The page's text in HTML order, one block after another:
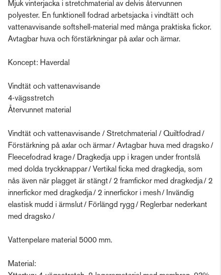
Mjuk vinterjacka i stretchmaterial av delvis återvunnen
polyester. En funktionell fodrad arbetsjacka i vindtätt och
vattenavvisande softshell-material med många praktiska fickor.
Avtagbar huva och förstärkningar på axlar och ärmar.
Koncept: Haverdal
Vindtät och vattenavvisande
4-vägsstretch
Återvunnet material
Vindtät och vattenavvisande / Stretchmaterial / Quiltfodrad /
Förstärkning på axlar och ärmar / Avtagbar huva med dragsko /
Fleecefodrad krage / Dragkedja upp i kragen under frontslå
med dolda tryckknappar / Vertikal ficka med dragkedja, som
nås även när plagget är stängt / 2 framfickor med dragkedja / 2
innerfickor med dragkedja / 2 innerfickor i mesh / Invändig
elastisk mudd i ärmslut / Förlängd rygg / Reglerbar nederkant
med dragsko /
Vattenpelare material 5000 mm.
Material: